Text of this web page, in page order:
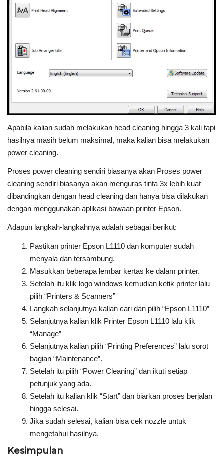
Apabila kalian sudah melakukan head cleaning hingga 3 kali tapi
hasilnya masih belum maksimal, maka kalian bisa melakukan
power cleaning.
Proses power cleaning sendiri biasanya akan Proses power
cleaning sendiri biasanya akan menguras tinta 3x lebih kuat
dibandingkan dengan head cleaning dan hanya bisa dilakukan
dengan menggunakan aplikasi bawaan printer Epson.
Adapun langkah-langkahnya adalah sebagai berikut:
Pastikan printer Epson L1110 dan komputer sudah
menyala dan tersambung.
Masukkan beberapa lembar kertas ke dalam printer.
Setelah itu klik logo windows kemudian ketik printer lalu
pilih “Printers & Scanners”
Langkah selanjutnya kalian cari dan pilih “Epson L1110”
Selanjutnya kalian klik Printer Epson L1110 lalu klik
“Manage”
Selanjutnya kalian pilih “Printing Preferences” lalu sorot
bagian “Maintenance”.
Setelah itu pilih “Power Cleaning” dan ikuti setiap
petunjuk yang ada.
Setelah itu kalian klik “Start” dan biarkan proses berjalan
hingga selesai.
Jika sudah selesai, kalian bisa cek nozzle untuk
mengetahui hasilnya.
Kesimpulan